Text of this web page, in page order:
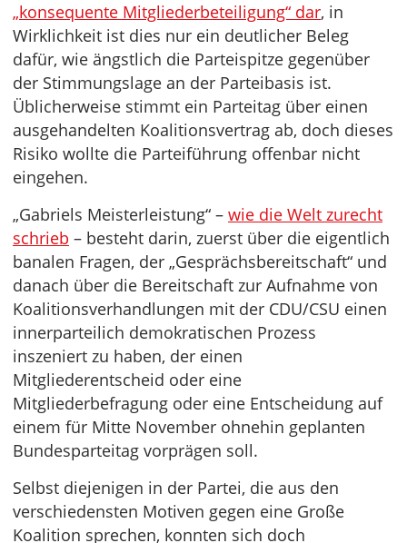
„konsequente Mitgliederbeteiligung“ dar, in
Wirklichkeit ist dies nur ein deutlicher Beleg
dafür, wie ängstlich die Parteispitze gegenüber
der Stimmungslage an der Parteibasis ist.
Üblicherweise stimmt ein Parteitag über einen
ausgehandelten Koalitionsvertrag ab, doch dieses
Risiko wollte die Parteiführung offenbar nicht
eingehen.
„Gabriels Meisterleistung“ – wie die Welt zurecht
schrieb – besteht darin, zuerst über die eigentlich
banalen Fragen, der „Gesprächsbereitschaft“ und
danach über die Bereitschaft zur Aufnahme von
Koalitionsverhandlungen mit der CDU/CSU einen
innerparteilich demokratischen Prozess
inszeniert zu haben, der einen
Mitgliederentscheid oder eine
Mitgliederbefragung oder eine Entscheidung auf
einem für Mitte November ohnehin geplanten
Bundesparteitag vorprägen soll.
Selbst diejenigen in der Partei, die aus den
verschiedensten Motiven gegen eine Große
Koalition sprechen, konnten sich doch